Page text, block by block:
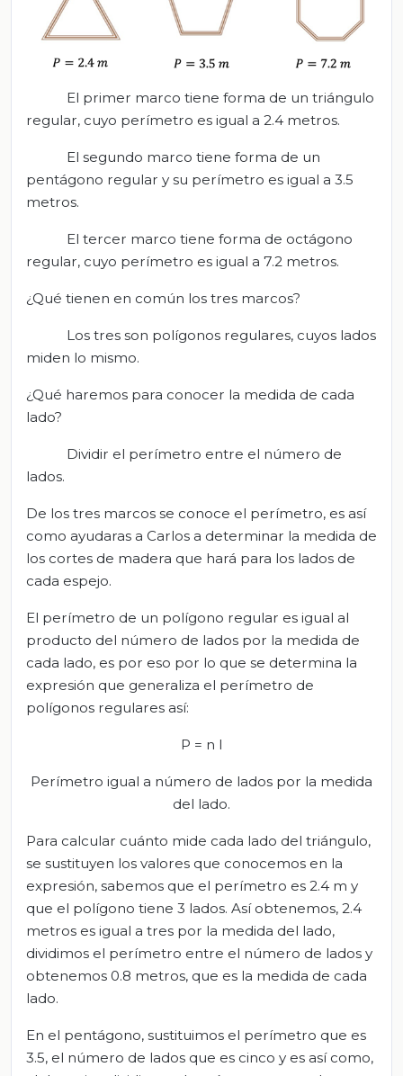
El primer marco tiene forma de un triángulo
regular, cuyo perímetro es igual a 2.4 metros.
El segundo marco tiene forma de un
pentágono regular y su perímetro es igual a 3.5
metros.
El tercer marco tiene forma de octágono
regular, cuyo perímetro es igual a 7.2 metros.
¿Qué tienen en común los tres marcos?
Los tres son polígonos regulares, cuyos lados
miden lo mismo.
¿Qué haremos para conocer la medida de cada
lado?
Dividir el perímetro entre el número de
lados.
De los tres marcos se conoce el perímetro, es así
como ayudaras a Carlos a determinar la medida de
los cortes de madera que hará para los lados de
cada espejo.
El perímetro de un polígono regular es igual al
producto del número de lados por la medida de
cada lado, es por eso por lo que se determina la
expresión que generaliza el perímetro de
polígonos regulares así:
P = n l
Perímetro igual a número de lados por la medida
del lado.
Para calcular cuánto mide cada lado del triángulo,
se sustituyen los valores que conocemos en la
expresión, sabemos que el perímetro es 2.4 m y
que el polígono tiene 3 lados. Así obtenemos, 2.4
metros es igual a tres por la medida del lado,
dividimos el perímetro entre el número de lados y
obtenemos 0.8 metros, que es la medida de cada
lado.
En el pentágono, sustituimos el perímetro que es
3.5, el número de lados que es cinco y es así como,